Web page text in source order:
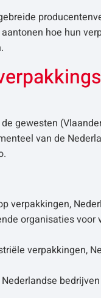
hoe hun
gewesten
van de
verpakkingen,
organisaties
verpakkingen,